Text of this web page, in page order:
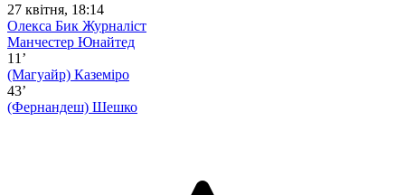
27 квітня, 18:14
Олекса Бик Журналіст
Манчестер Юнайтед
11’
(Магуайр) Каземіро
43’
(Фернандеш) Шешко